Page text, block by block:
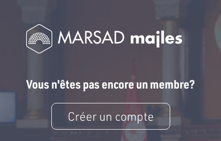
Vous n'êtes pas encore un membre?
Créer un compte